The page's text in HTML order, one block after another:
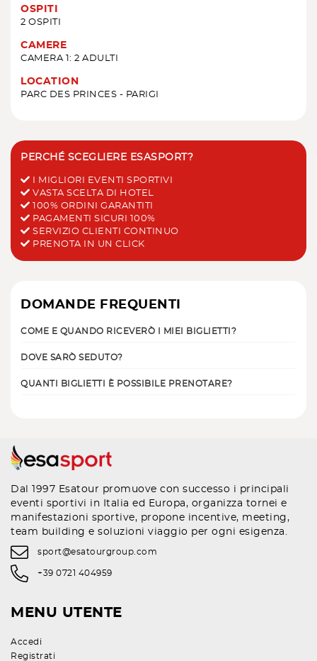
OSPITI
2 OSPITI
CAMERE
CAMERA 1: 2 ADULTI
LOCATION
PARC DES PRINCES - PARIGI
PERCHÉ SCEGLIERE ESASPORT?
I MIGLIORI EVENTI SPORTIVI
VASTA SCELTA DI HOTEL
100% ORDINI GARANTITI
PAGAMENTI SICURI 100%
SERVIZIO CLIENTI CONTINUO
PRENOTA IN UN CLICK
DOMANDE FREQUENTI
COME E QUANDO RICEVERÒ I MIEI BIGLIETTI?
DOVE SARÒ SEDUTO?
QUANTI BIGLIETTI È POSSIBILE PRENOTARE?
Dal 1997 Esatour promuove con successo i principali
eventi sportivi in Italia ed Europa, organizza tornei e
manifestazioni sportive, propone incentive, meeting,
team building e soluzioni viaggio per ogni esigenza.
sport@esatourgroup.com
+39 0721 404959
MENU UTENTE
Accedi
Registrati